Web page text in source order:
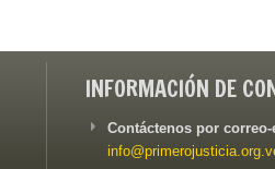
INFORMACIÓN DE
Contáctenos por